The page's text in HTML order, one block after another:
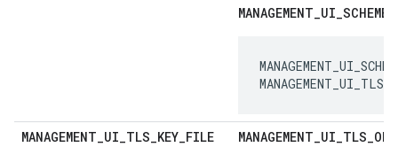
MANAGEMENT_UI_SCHEME
MANAGEMENT_UI_TLS_KEY_FILE
MANAGEMENT_UI_TLS_